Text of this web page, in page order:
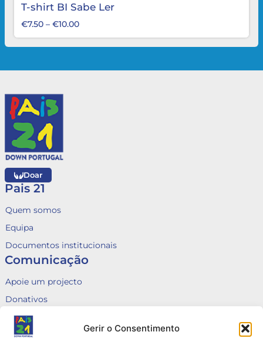
Gerir o Consentimento
T-shirt BI Sabe Ler
€7.50 – €10.00
Doar
Pais 21
Quem somos
Equipa
Documentos institucionais
Comunicação
Apoie um projecto
Donativos
Fale connosco
Voluntariado